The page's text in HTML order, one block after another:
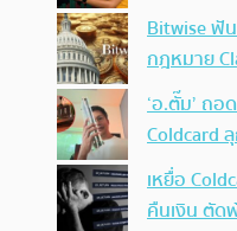
Bitwise ฟั
กฎหมาย
‘อ.ตั๊ม’ ถอ
Coldcard
เหยื่อ
คืนเงิน ตัด